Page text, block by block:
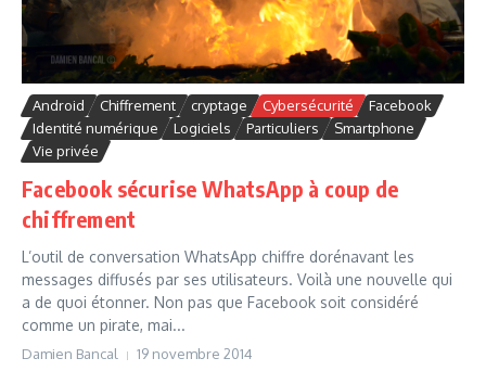
Android Chiffrement cryptage Cybersécurité
Facebook
Identité numérique
Logiciels Particuliers
Smartphone
Vie privée
Facebook sécurise WhatsApp à coup de
chiffrement
L’outil de conversation WhatsApp chiffre dorénavant les
messages diffusés par ses utilisateurs. Voilà une nouvelle qui
a de quoi étonner. Non pas que Facebook soit considéré
comme un pirate, mai...
Damien Bancal 19 novembre 2014